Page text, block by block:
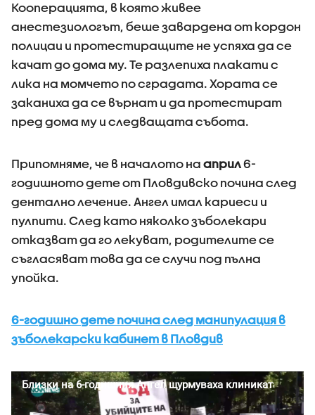
Кооперацията, в която живее
анестезиологът, беше завардена от кордон
полицаи и протестиращите не успяха да се
качат до дома му. Те разлепиха плакати с
лика на момчето по сградата. Хората се
заканиха да се върнат и да протестират
пред дома му и следващата събота.
Припомняме, че в началото на април6-
годишното дете от Пловдивско почина след
дентално лечение. Ангел имал кариеси и
пулпити. След като няколко зъболекари
отказват да го лекуват, родителите се
съгласяват това да се случи под пълна
упойка.
6-годишно дете почина след манипулация в
зъболекарски кабинет в Пловдив